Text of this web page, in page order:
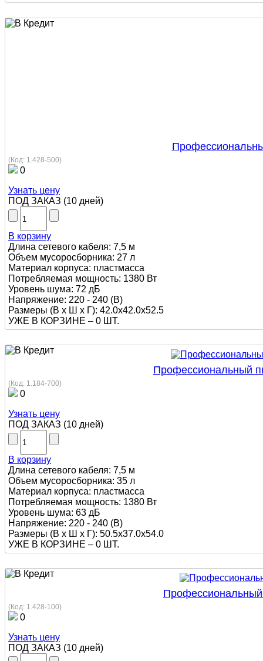
(Код: 1.428-500)
0
Узнать цену
ПОД ЗАКАЗ (10 дней)
В корзину
Длина сетевого кабеля: 7,5 м
Объем мусоросборника: 27 л
Материал корпуса: пластмасса
Потребляемая мощность: 1380 Вт
Уровень шума: 72 дБ
Напряжение: 220 - 240 (В)
Размеры (В х Ш х Г): 42.0x42.0x52.5
УЖЕ В КОРЗИНЕ – 0 ШТ.
Профессиональный
(Код: 1.184-700)
0
Узнать цену
ПОД ЗАКАЗ (10 дней)
В корзину
Длина сетевого кабеля: 7,5 м
Объем мусоросборника: 35 л
Материал корпуса: пластмасса
Потребляемая мощность: 1380 Вт
Уровень шума: 63 дБ
Напряжение: 220 - 240 (В)
Размеры (В х Ш х Г): 50.5х37.0х54.0
УЖЕ В КОРЗИНЕ – 0 ШТ.
Профессиональный
(Код: 1.428-100)
0
Узнать цену
ПОД ЗАКАЗ (10 дней)